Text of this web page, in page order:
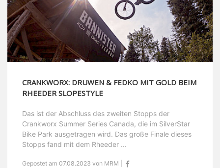
CRANKWORX: DRUWEN & FEDKO MIT GOLD BEIM
RHEEDER SLOPESTYLE
Das ist der Abschluss des zweiten Stopps der
Crankworx Summer Series Canada, die im SilverStar
Bike Park ausgetragen wird. Das große Finale dieses
Stopps fand mit dem Rheeder ...
Gepostet am 07.08.2023 von MRM |